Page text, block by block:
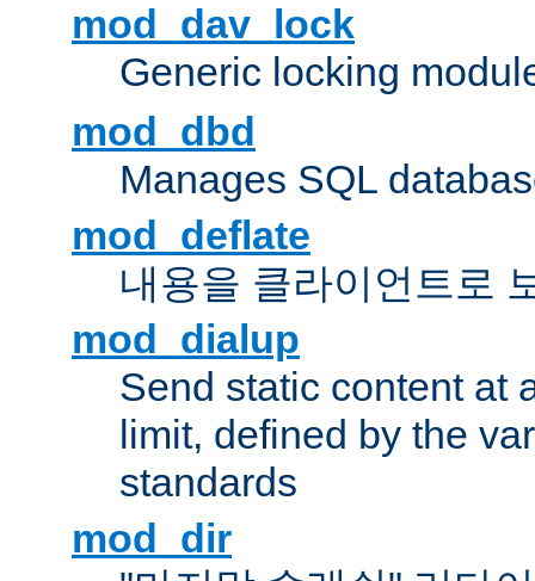
mod_dav_lock
Generic locking
mod_dbd
Manages SQL
mod_deflate
내용을 클라이언트로
mod_dialup
Send static content at
limit, defined by the
standards
mod_dir